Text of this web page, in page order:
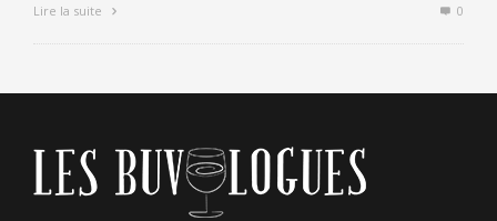
Lire la suite 0